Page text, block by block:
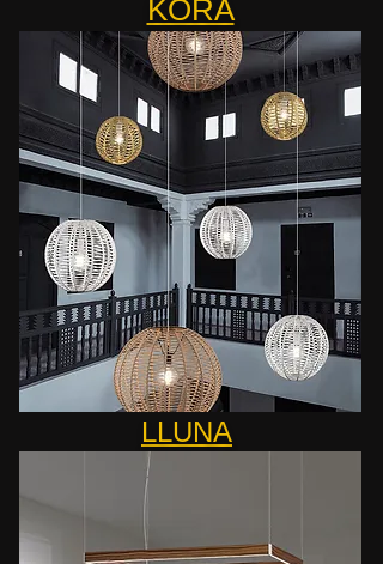
KORA
LLUNA